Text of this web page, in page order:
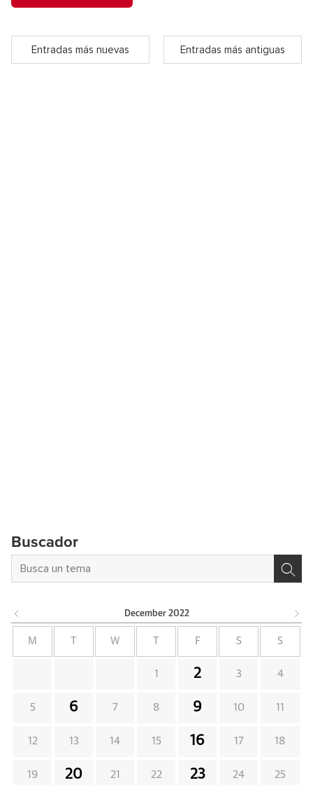
Entradas más nuevas Entradas más antiguas
Buscador
December 2022
M W F S S
1 2 3 4
5 6 7 8 9 10 11
12 13 14 15 16 17 18
19 20 21 22 23 24 25